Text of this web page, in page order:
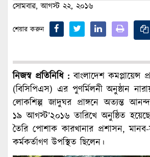
সোমবার, আগস্ট ২২, ২০১৬
শেয়ার করুন
নিজস্ব প্রতিনিধি :বাংলাদেশ কমপ্লায়েন্স
(বিসিপিএস) এর পুণর্মিলনী অনুষ্ঠান
লোকশিল্প জাদুঘর প্রাঙ্গনে অত্যন্ত
১৯ আগস্ট’২০১৬ তারিখে অনুষ্ঠিত
তৈরি পোশাক কারখানার প্রশাসন,
কর্মকর্তাগণ উপস্থিত ছিলেন।